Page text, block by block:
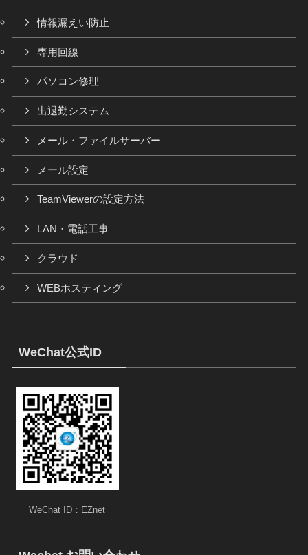
情報漏えい防止
専用回線
パソコン修理
出退勤システム
メール・ファイルサーバー
メール設定
TeamViewerの設定方法
LAN・電話工事
クラウド
WEBホスティング
WeChat公式ID
WeChat ID：EZnet